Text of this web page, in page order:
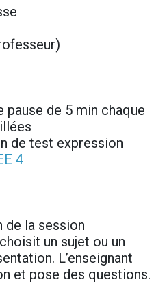
pause de 5 min chaque
de test expression
4
de la session
un sujet ou un
L’enseignant
et pose des questions.